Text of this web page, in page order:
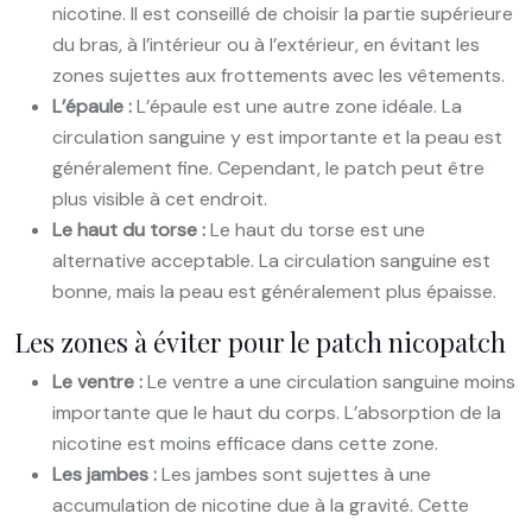
nicotine. Il est conseillé de choisir la partie supérieure
du bras, à l’intérieur ou à l’extérieur, en évitant les
zones sujettes aux frottements avec les vêtements.
L’épaule :L’épaule est une autre zone idéale. La
circulation sanguine y est importante et la peau est
généralement fine. Cependant, le patch peut être
plus visible à cet endroit.
Le haut du torse :Le haut du torse est une
alternative acceptable. La circulation sanguine est
bonne, mais la peau est généralement plus épaisse.
Les zones à éviter pour le patch nicopatch
Le ventre :Le ventre a une circulation sanguine moins
importante que le haut du corps. L’absorption de la
nicotine est moins efficace dans cette zone.
Les jambes :Les jambes sont sujettes à une
accumulation de nicotine due à la gravité. Cette